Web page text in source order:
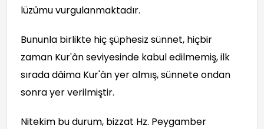
lüzûmu vurgulanmaktadır.
Bununla birlikte hiç şüphesiz sünnet, hiçbir
zaman Kur'ân seviyesinde kabul edilmemiş, ilk
sırada dâima Kur'ân yer almış, sünnete ondan
sonra yer verilmiştir.
Nitekim bu durum, bizzat Hz. Peygamber